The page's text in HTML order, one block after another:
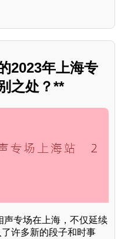
2023年上海专
之处？**
声专场在上海，不仅延续
许多新的段子和时事